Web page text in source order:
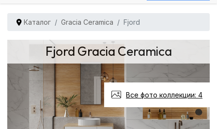
Каталог Gracia Ceramica Fjord
Fjord Gracia Ceramica
Все фото коллекции: 4